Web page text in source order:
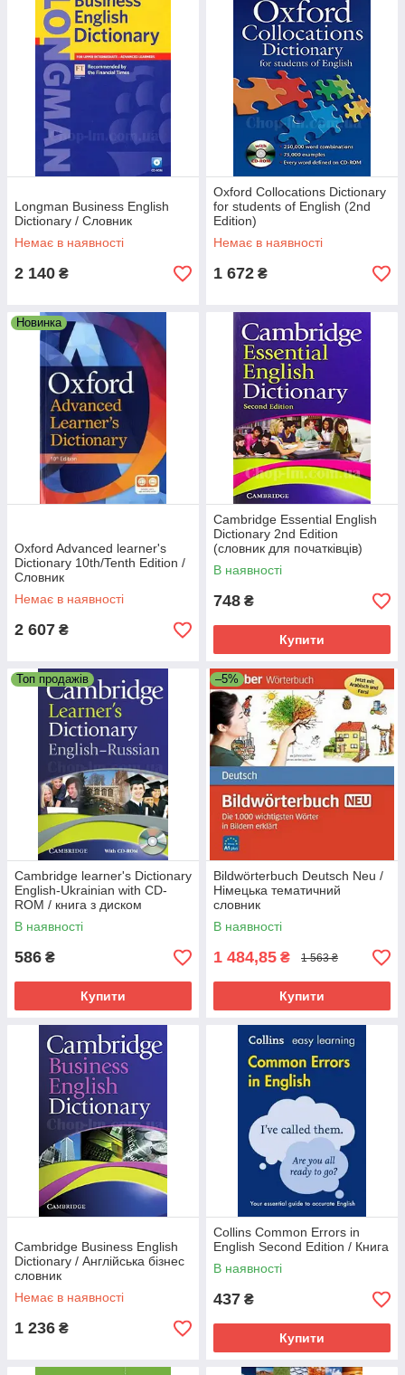
Longman Business English
Dictionary / Словник
Немає в наявності
2 140 ₴
Oxford Collocations Dictionary
for students of English (2nd
Edition)
Немає в наявності
1 672 ₴
Новинка
Oxford Advanced learner's
Dictionary 10th/Tenth Edition /
Словник
Немає в наявності
2 607 ₴
Cambridge Essential English
Dictionary 2nd Edition
(словник для початківців)
В наявності
748 ₴
Купити
Топ продажів
Cambridge learner's Dictionary
English-Ukrainian with CD-
ROM / книга з диском
В наявності
586 ₴
Купити
–5%
Bildwörterbuch Deutsch Neu /
Німецька тематичний
словник
В наявності
1 484,85 ₴ 1 563 ₴
Купити
Cambridge Business English
Dictionary / Англійська бізнес
словник
Немає в наявності
1 236 ₴
Collins Common Errors in
English Second Edition / Книга
В наявності
437 ₴
Купити